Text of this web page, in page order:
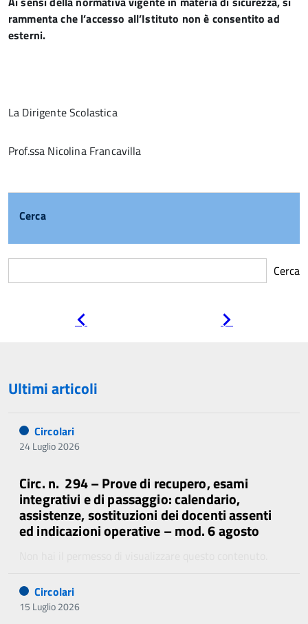
rammenta che l’accesso all’Istituto non è consentito ad
esterni.
La Dirigente Scolastica
Prof.ssa Nicolina Francavilla
Cerca
Cerca
Ultimi articoli
Circolari
24 Luglio 2026
Circ. n. 294 – Prove di recupero, esami
integrativi e di passaggio: calendario,
assistenze, sostituzioni dei docenti assenti
ed indicazioni operative – mod. 6 agosto
Circolari
15 Luglio 2026